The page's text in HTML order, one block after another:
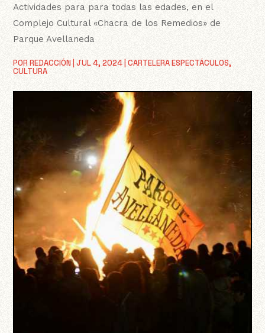
PORREDACCIÓN |JUL 4, 2024 |CARTELERA ESPECTÁCULOS,
CULTURA
Actividades para para todas las edades, en el
Complejo Cultural «Chacra de los Remedios» de
Parque Avellaneda